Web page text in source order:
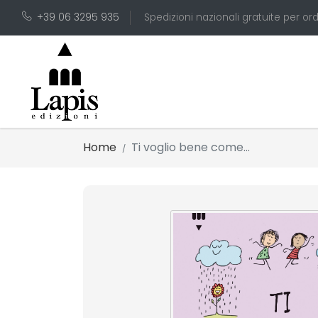
+39 06 3295 935 Spedizioni nazionali gratuite per
Home Ti voglio bene come...